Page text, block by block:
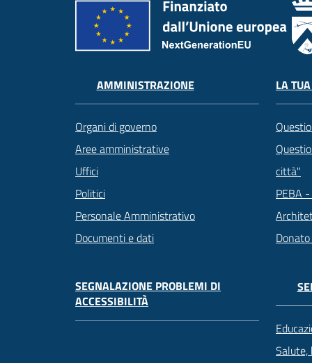
AMMINISTRAZIONE
Organi di governo
Aree amministrative
Uffici
Politici
Personale Amministrativo
Documenti e dati
LA
città"
PEBA
SEGNALAZIONE PROBLEMI DI
ACCESSIBILITÀ
Salute,